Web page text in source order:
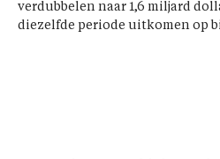
verdubbelen naar 1,6 miljard
diezelfde periode uitkomen op